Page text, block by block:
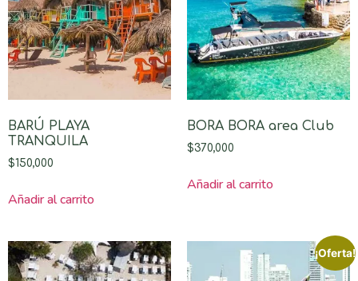
BARÚ PLAYA
TRANQUILA
$150,000
Añadir al carrito
BORA BORA area Club
$370,000
Añadir al carrito
¡Oferta!